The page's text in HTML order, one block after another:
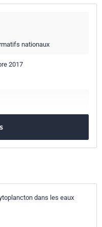
nationaux
2017
dans les eaux